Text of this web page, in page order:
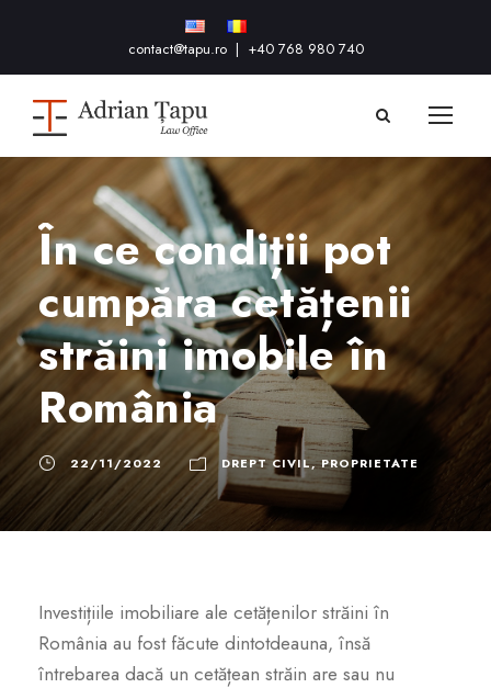
contact@tapu.ro| +40 768 980 740
În ce condiții pot
cumpăra cetățenii
străini imobile în
România
22/11/2022 DREPT CIVIL, PROPRIETATE
Investițiile imobiliare ale cetățenilor străini în
România au fost făcute dintotdeauna, însă
întrebarea dacă un cetățean străin are sau nu